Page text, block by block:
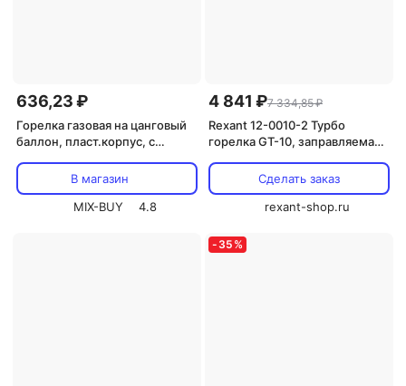
636,23 ₽
Горелка газовая на цанговый
баллон, пласт.корпус, с
360°, регулир.формы пламени,
сопло 22 мм, цена за 1 шт
В магазин
MIX-BUY
4.8
4 841 ₽7 334,85 ₽
Rexant 12-0010-2 Турбо
горелка GT-10, заправляемая
Сделать заказ
rexant-shop.ru
- 35 %